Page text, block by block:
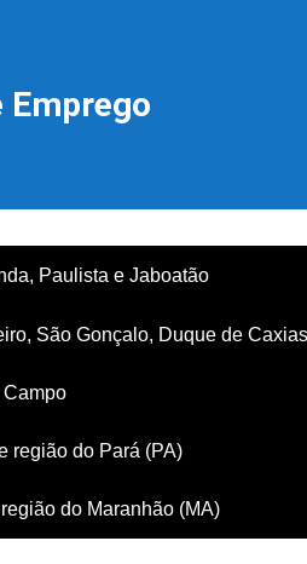
Emprego
Paulista e Jaboatão
São Gonçalo, Duque de
Campo
região do Pará (PA)
do Maranhão (MA)